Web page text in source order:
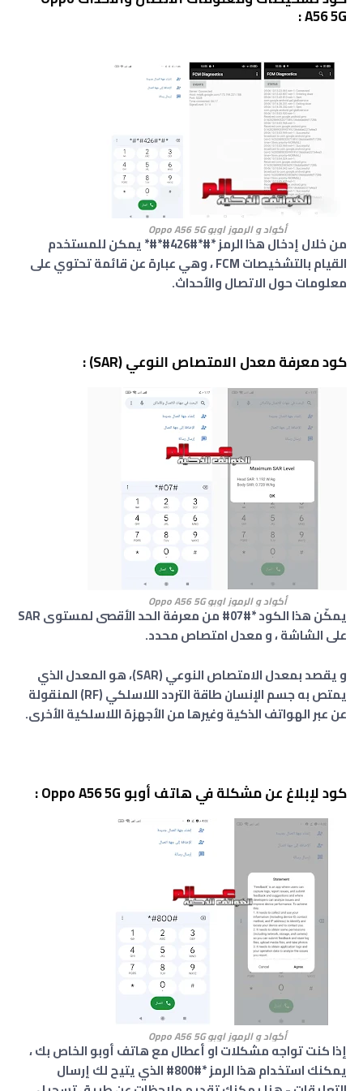
A56 5G :
أكواد و الرموز اوبو Oppo A56 5G
من خلال إدخال هذا الرمز *#*#426#*#* يمكن للمستخدم
القيام بالتشخيصات FCM ، وهي عبارة عن قائمة تحتوي على
معلومات حول الاتصال والأحداث.
كود معرفة معدل الامتصاص النوعي (SAR) :
أكواد و الرموز اوبو Oppo A56 5G
يمكّن هذا الكود *#07# من معرفة الحد الأقصى لمستوى SAR
على الشاشة ، و معدل امتصاص محدد.
و يقصد بمعدل الامتصاص النوعي (SAR)، هو المعدل الذي
يمتص به جسم الإنسان طاقة التردد اللاسلكي (RF) المنقولة
عن عبر الهواتف الذكية وغيرها من الأجهزة اللاسلكية الأخرى.
كود لإبلاغ عن مشكلة في هاتف أوبو Oppo A56 5G :
أكواد و الرموز اوبو Oppo A56 5G
إذا كنت تواجه مشكلات او أعطال مع هاتف أوبو الخاص بك ،
يمكنك استخدام هذا الرمز *#800# الذي يتيح لك إرسال